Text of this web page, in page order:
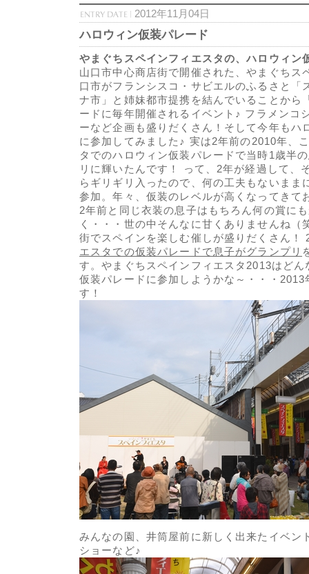
2012年11月04日
ハロウィン仮装パレード
やまぐちスペインフィエスタの、ハロウィン
山口市中心商店街で開催された、やまぐちス
口市がフランシスコ・サビエルのふるさと「
ナ市」と姉妹都市提携を結んでいることから
ードに毎年開催されるイベント♪ フラメンコ
ーなど企画も盛りだくさん！そして今年もハ
に参加してみました♪ 実は2年前の2010年、
タでのハロウィン仮装パレードで当時1歳半
リに輝いたんです！ って、2年が経過して、
らギリギリ入ったので、何の工夫もないまま
参加。年々、仮装のレベルが高くなってきて
2年前と同じ衣装の息子はもちろん何の賞に
く・・・世の中そんなに甘くありませんね（
街でスペインを楽しむ催しが盛りだくさん！
エスタでの仮装パレードで息子がグランプリ
す。やまぐちスペインフィエスタ2013はど
仮装パレードに参加しようかな～・・・
す！
みんなの園、井筒屋前に新しく出来たイベン
ショーなど♪